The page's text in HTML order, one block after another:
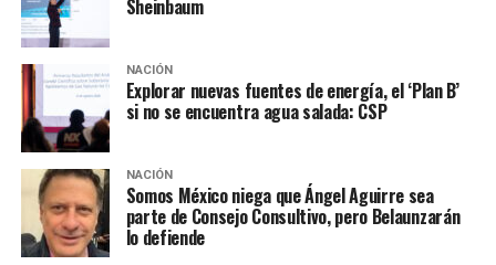
trabajo duro y perseverancia le permitió alcanzar sus
sueños más ambiciosos.
Alejandra está convencida de que su trabajo en Harvard
será solo el comienzo de una carrera dedicada a la
investigación y la innovación en salud pública. Su
objetivo es contribuir al desarrollo de nuevos
tratamientos y métodos de prevención de
enfermedades, haciendo una diferencia significativa en
la vida de muchas personas.
Sheinbaum
NACIÓN
Explorar nuevas fuentes de energía, el ‘Plan B’
si no se encuentra agua salada: CSP
NACIÓN
Somos México niega que Ángel Aguirre sea
parte de Consejo Consultivo, pero Belaunzarán
lo defiende